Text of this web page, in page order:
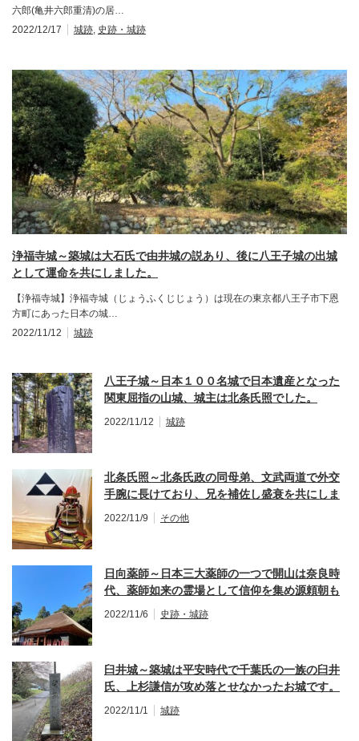
六郎(亀井六郎重清)の居…
2022/12/17
城跡, 史跡・城跡
浄福寺城～築城は大石氏で由井城の説あり、後に八王子城の出城
として運命を共にしました。
【浄福寺城】浄福寺城（じょうふくじじょう）は現在の東京都八王子市下恩
方町にあった日本の城…
2022/11/12
城跡
八王子城～日本１００名城で日本遺産となった
関東屈指の山城、城主は北条氏照でした。
2022/11/12 城跡
北条氏照～北条氏政の同母弟、文武両道で外交
手腕に長けており、兄を補佐し盛衰を共にしま
2022/11/9 その他
日向薬師～日本三大薬師の一つで開山は奈良時
代、薬師如来の霊場として信仰を集め源頼朝も
自ら参詣しました。
2022/11/6 史跡・城跡
臼井城～築城は平安時代で千葉氏の一族の臼井
氏、上杉謙信が攻め落とせなかったお城です。
2022/11/1 城跡